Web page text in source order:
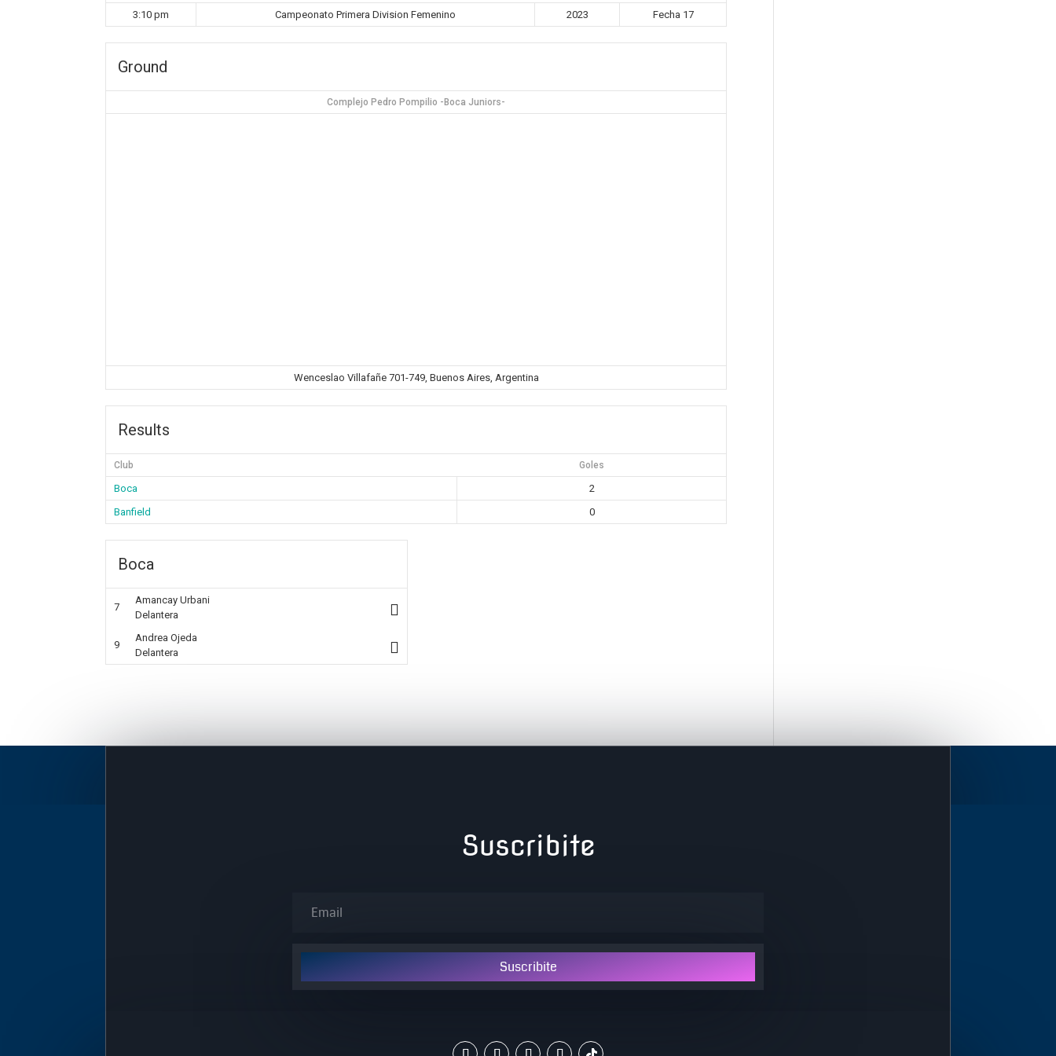
3:10 pm Campeonato Primera Division Femenino 2023 Fecha 17
Ground
Complejo Pedro Pompilio -Boca Juniors-
Wenceslao Villafañe 701-749, Buenos Aires, Argentina
Results
Club Goles
Boca
2
Banfield
0
Boca
7
Amancay Urbani
Delantera
9
Andrea Ojeda
Delantera
Suscribite
Suscribite